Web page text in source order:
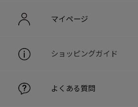
マイページ
ショッピングガイド
よくある質問